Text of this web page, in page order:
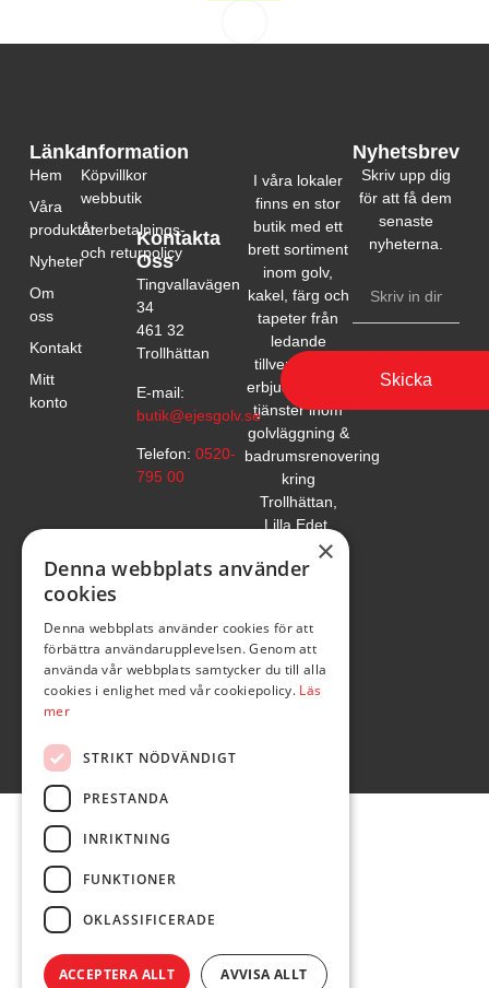
I våra lokaler
finns en stor
butik med ett
brett sortiment
inom golv,
kakel, färg och
tapeter från
ledande
tillverkare. Vi
erbjuder också
tjänster inom
golvläggning &
badrumsrenovering
kring
Trollhättan,
Lilla Edet,
Vänersborg &
Uddevalla.
Information
Köpvillkor
webbutik
Återbetalnings-
och returpolicy
Länkar
Hem
Våra
produkter
Nyheter
Om
oss
Kontakt
Mitt
konto
Kontakta
Oss
Tingvallavägen
34
461 32
Trollhättan
E-mail:
butik@ejesgolv.se
Telefon: 0520-
795 00
Nyhetsbrev
Skriv upp dig
för att få dem
senaste
nyheterna.
Skicka
×
Denna webbplats använder
cookies
Denna webbplats använder cookies för att
förbättra användarupplevelsen. Genom att
använda vår webbplats samtycker du till alla
cookies i enlighet med vår cookiepolicy. Läs
mer
STRIKT NÖDVÄNDIGT
PRESTANDA
INRIKTNING
FUNKTIONER
OKLASSIFICERADE
ACCEPTERA ALLT AVVISA ALLT